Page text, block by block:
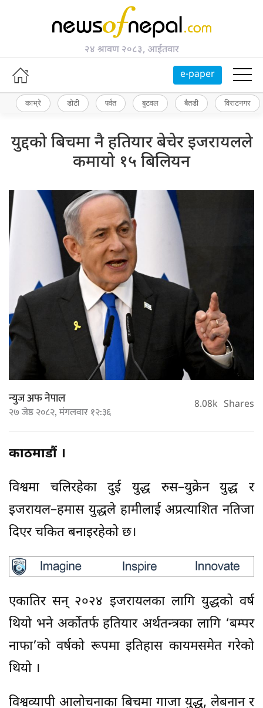
२४ श्रावण २०८३, आईतवार
e-paper
काभ्रे डोटी पर्वत बुटवल बैतडी विराटनगर
युद्दको बिचमा नै हतियार बेचेर इजरायलले
कमायो १५ बिलियन
न्युज अफ नेपाल
२७ जेष्ठ २०८२, मंगलवार १२:३६ 8.08k Shares
काठमाडौं ।
विश्वमा चलिरहेका दुई युद्ध रुस–युक्रेन युद्ध र
इजरायल–हमास युद्धले हामीलाई अप्रत्याशित नतिजा
दिएर चकित बनाइरहेको छ।
एकातिर सन् २०२४ इजरायलका लागि युद्धको वर्ष
थियो भने अर्कोतर्फ हतियार अर्थतन्त्रका लागि ‘बम्पर
नाफा’को वर्षको रूपमा इतिहास कायमसमेत गरेको
थियो ।
विश्वव्यापी आलोचनाका बिचमा गाजा युद्ध, लेबनान र